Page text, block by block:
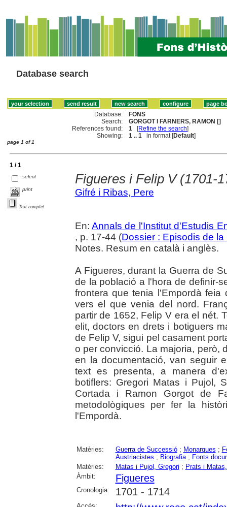
Database search
Database:
FONS
Search:
GORGOT I FARNERS, RAMON []
References found:
1 [Refine the search]
Showing:
1 .. 1 in format [Default]
page 1 of 1
1 / 1
select
print
Text complet
Figueres i Felip V (1701-
Gifré i Ribas, Pere
En:Annals de l'Institut d'Estudis
, p. 17-44 (Dossier : Episodis de
Notes. Resum en català i anglès.
A Figueres, durant la Guerra de
de la població a l'hora de definir-
frontera que tenia l'Empordà
vers el que venia del nord.
partir de 1652, Felip V era el nét.
elit, doctors en drets i botiguers
de Felip V, sigui pel casament
o per convicció. La majoria, però,
en la documentació, van seguir
text es presenta, a manera
botiflers: Gregori Matas i Pujol,
Cortada i Ramon Gorgot de
metodològiques per fer la
l'Empordà.
Matèries: Guerra de Successió; Monarques ;
Austriacistes ; Biografia; Fonts
Matèries:
Matas i Pujol, Gregori ; Prats i
Àmbit:
Figueres
Cronologia: 1701 - 1714